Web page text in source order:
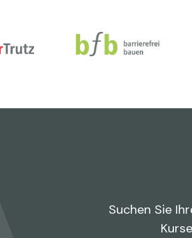
Suchen Sie